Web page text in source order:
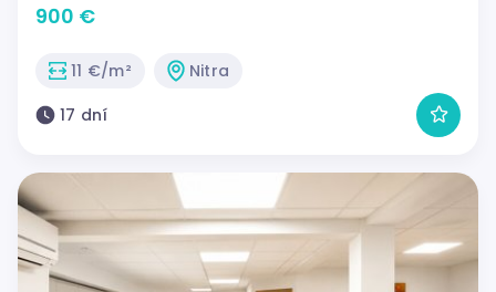
900 €
11 €/m²
Nitra
17 dní